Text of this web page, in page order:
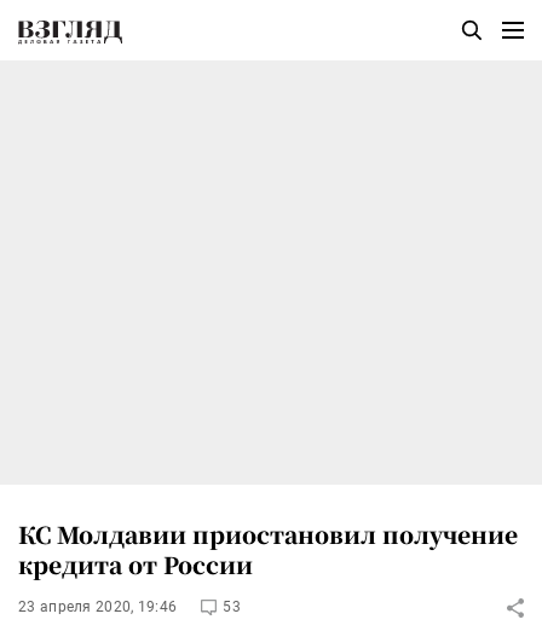
КС Молдавии приостановил получение
кредита от России
23 апреля 2020, 19:46 53